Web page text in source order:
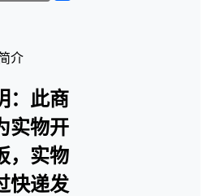
介
：此商
实物开
，实物
快递发